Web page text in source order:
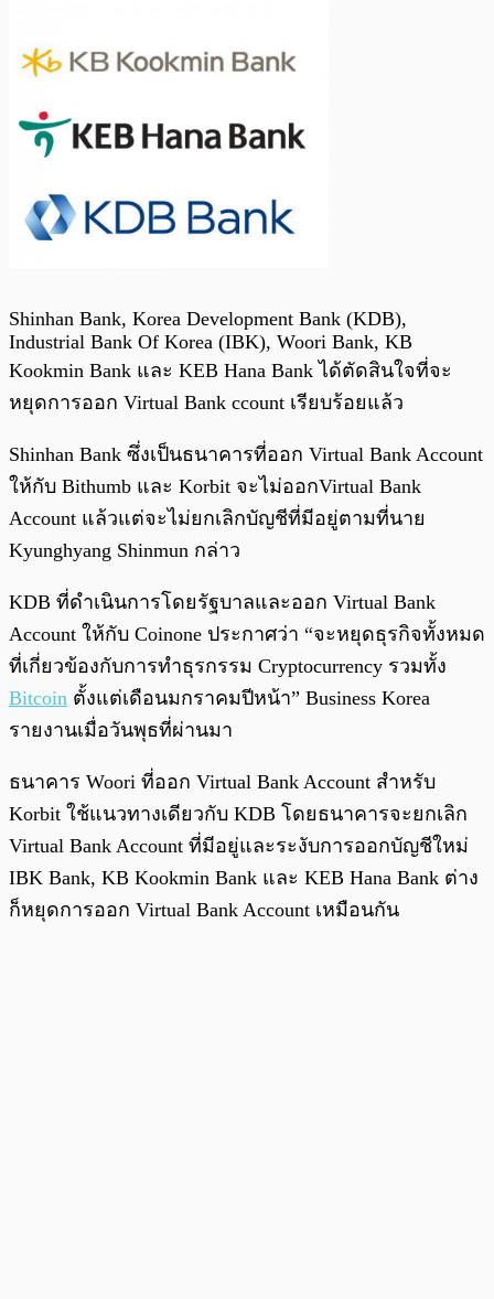
Shinhan Bank, Korea Development Bank (KDB),
Industrial Bank Of Korea (IBK), Woori Bank, KB
Kookmin Bank และ KEB Hana Bank ได้ตัดสินใจที่จะ
หยุดการออก Virtual Bank ccount เรียบร้อยแล้ว
Shinhan Bank ซึ่งเป็นธนาคารที่ออก Virtual Bank Account
ให้กับ Bithumb และ Korbit จะไม่ออกVirtual Bank
Account แล้วแต่จะไม่ยกเลิกบัญชีที่มีอยู่ตามที่นาย
Kyunghyang Shinmun กล่าว
KDB ที่ดำเนินการโดยรัฐบาลและออก Virtual Bank
Account ให้กับ Coinone ประกาศว่า “จะหยุดธุรกิจทั้งหมด
ที่เกี่ยวข้องกับการทำธุรกรรม Cryptocurrency รวมทั้ง
Bitcoin ตั้งแต่เดือนมกราคมปีหน้า” Business Korea
รายงานเมื่อวันพุธที่ผ่านมา
ธนาคาร Woori ที่ออก Virtual Bank Account สำหรับ
Korbit ใช้แนวทางเดียวกับ KDB โดยธนาคารจะยกเลิก
Virtual Bank Account ที่มีอยู่และระงับการออกบัญชีใหม่
IBK Bank, KB Kookmin Bank และ KEB Hana Bank ต่าง
ก็หยุดการออก Virtual Bank Account เหมือนกัน